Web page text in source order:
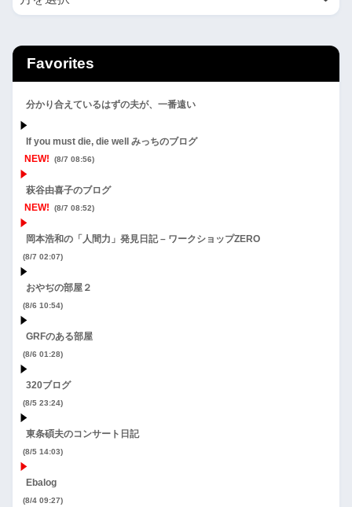
Favorites
分かり合えているはずの夫が、一番遠い
If you must die, die well みっちのブログ
NEW!
(8/7 08:56)
萩谷由喜子のブログ
NEW!
(8/7 08:52)
岡本浩和の「人間力」発見日記 – ワークショップZERO
(8/7 02:07)
おやぢの部屋２
(8/6 10:54)
GRFのある部屋
(8/6 01:28)
320ブログ
(8/5 23:24)
東条碩夫のコンサート日記
(8/5 14:03)
Ebalog
(8/4 09:27)